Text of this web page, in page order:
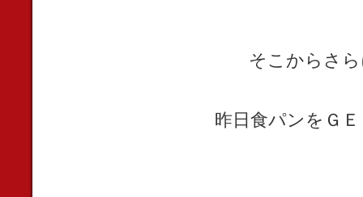
そこからさ
昨日食パンをＧ